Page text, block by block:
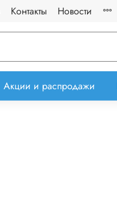
Контакты Новости
Акции и распродажи